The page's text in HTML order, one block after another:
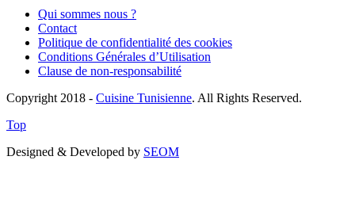
Qui sommes nous ?
Contact
Politique de confidentialité des cookies
Conditions Générales d’Utilisation
Clause de non-responsabilité
Copyright 2018 - Cuisine Tunisienne. All Rights Reserved.
Top
Designed & Developed by SEOM